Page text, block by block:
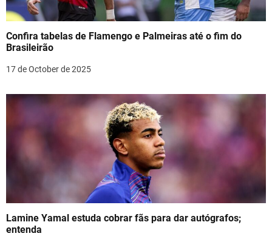
Confira tabelas de Flamengo e Palmeiras até o fim do
Brasileirão
17 de October de 2025
Lamine Yamal estuda cobrar fãs para dar autógrafos;
entenda